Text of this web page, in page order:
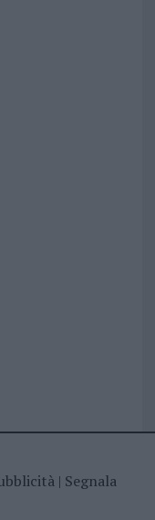
| Segnala